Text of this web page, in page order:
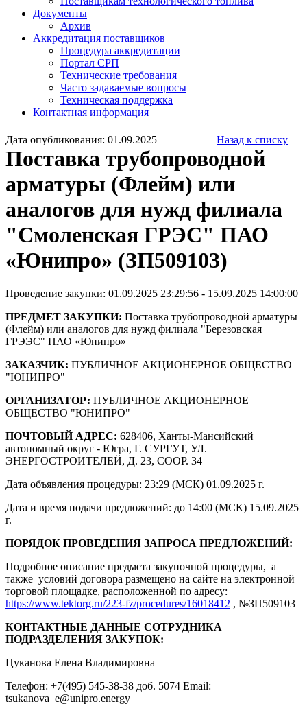
Документы
Архив
Аккредитация поставщиков
Процедура аккредитации
Портал СРП
Технические требования
Часто задаваемые вопросы
Техническая поддержка
Контактная информация
Дата опубликования: 01.09.2025 Назад к списку
Поставка трубопроводной
арматуры (Флейм) или
аналогов для нужд филиала
"Смоленская ГРЭС" ПАО
«Юнипро» (ЗП509103)
Проведение закупки: 01.09.2025 23:29:56 - 15.09.2025 14:00:00
ПРЕДМЕТ ЗАКУПКИ: Поставка трубопроводной арматуры
(Флейм) или аналогов для нужд филиала "Березовская
ГРЭЭС" ПАО «Юнипро»
ЗАКАЗЧИК: ПУБЛИЧНОЕ АКЦИОНЕРНОЕ ОБЩЕСТВО
"ЮНИПРО"
ОРГАНИЗАТОР: ПУБЛИЧНОЕ АКЦИОНЕРНОЕ
ОБЩЕСТВО "ЮНИПРО"
ПОЧТОВЫЙ АДРЕС: 628406, Ханты-Мансийский
автономный округ - Югра, Г. СУРГУТ, УЛ.
ЭНЕРГОСТРОИТЕЛЕЙ, Д. 23, СООР. 34
Дата объявления процедуры: 23:29 (МСК) 01.09.2025 г.
Дата и время подачи предложений: до 14:00 (МСК) 15.09.2025
г.
ПОРЯДОК ПРОВЕДЕНИЯ ЗАПРОСА ПРЕДЛОЖЕНИЙ:
Подробное описание предмета закупочной процедуры, а
также условий договора размещено на сайте на электронной
торговой площадке, расположенной по адресу:
https://www.tektorg.ru/223-fz/procedures/16018412 , №ЗП509103
КОНТАКТНЫЕ ДАННЫЕ СОТРУДНИКА
ПОДРАЗДЕЛЕНИЯ ЗАКУПОК:
Цуканова Елена Владимировна
Телефон: +7(495) 545-38-38 доб. 5074 Email:
tsukanova_e@unipro.energy